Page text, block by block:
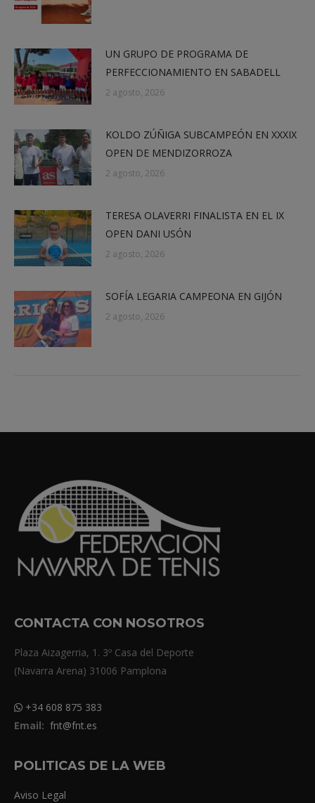
UN GRUPO DE PROGRAMA DE
PERFECCIONAMIENTO EN SABADELL
2 agosto, 2026
KOLDO ZÚÑIGA SUBCAMPEÓN EN XXXIX
OPEN DE MENDIZORROZA
2 agosto, 2026
TERESA OLAVERRI FINALISTA EN EL IX
OPEN DANI USÓN
2 agosto, 2026
SOFÍA LEGARIA CAMPEONA EN GIJÓN
2 agosto, 2026
CONTACTA CON NOSOTROS
Plaza Aizagerria, 1. 3º Casa del Deporte
(Navarra Arena) 31006 Pamplona
+34 608 875 383
Email: fnt@fnt.es
POLITICAS DE LA WEB
Aviso Legal